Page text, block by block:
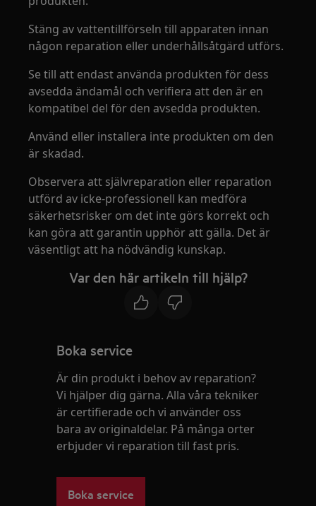
Stäng av vattentillförseln till apparaten innan
någon reparation eller underhållsåtgärd utförs.
Se till att endast använda produkten för dess
avsedda ändamål och verifiera att den är en
kompatibel del för den avsedda produkten.
Använd eller installera inte produkten om den
är skadad.
Observera att självreparation eller reparation
utförd av icke-professionell kan medföra
säkerhetsrisker om det inte görs korrekt och
kan göra att garantin upphör att gälla. Det är
väsentligt att ha nödvändig kunskap.
Var den här artikeln till hjälp?
Boka service
Är din produkt i behov av reparation?
Vi hjälper dig gärna. Alla våra tekniker
är certifierade och vi använder oss
bara av originaldelar. På många orter
erbjuder vi reparation till fast pris.
Boka service